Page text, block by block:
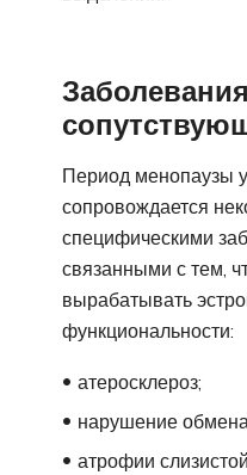
Период менопаузы
сопровождается
специфическими
связанными с тем,
вырабатывать
функциональности:
атеросклероз;
нарушение
атрофии